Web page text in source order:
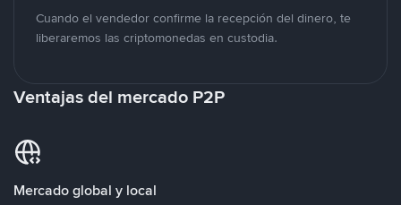
Cuando el vendedor confirme la recepción del dinero, te
liberaremos las criptomonedas en custodia.
Ventajas del mercado P2P
Mercado global y local